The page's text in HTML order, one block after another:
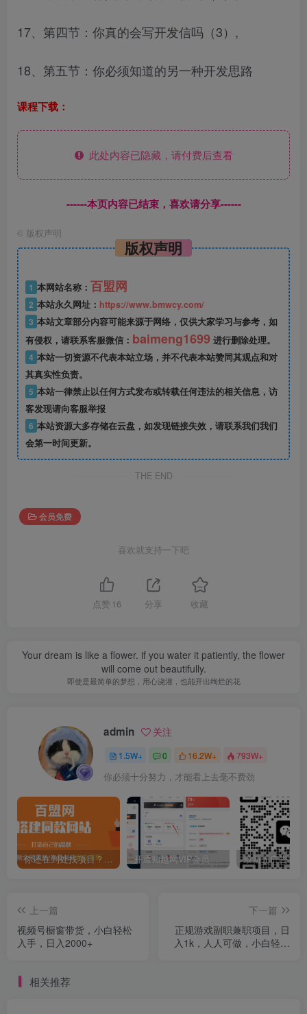
17、第四节：你真的会写开发信吗（3）,
18、第五节：你必须知道的另一种开发思路
课程下载：
此处内容已隐藏，请付费后查看
------本页内容已结束，喜欢请分享------
© 版权声明
版权声明
1 本网站名称： 百盟网
2 本站永久网址： https://www.bmwcy.com/
3 本站文章部分内容可能来源于网络，仅供大家学习与参考，如
有侵权，请联系客服微信： baimeng1699 进行删除处理。
4 本站一切资源不代表本站立场，并不代表本站赞同其观点和对
其真实性负责。
5 本站一律禁止以任何方式发布或转载任何违法的相关信息，访
客发现请向客服举报
6 本站资源大多存储在云盘，如发现链接失效，请联系我们我们
会第一时间更新。
THE END
会员免费
喜欢就支持一下吧
点赞 16 分享 收藏
Your dream is like a flower. if you water it patiently, the flower
will come out beautifully.
即使是最简单的梦想，用心浇灌，也能开出绚烂的花
admin 关注
1.5W+ 0 16.2W+ 793W+
你必须十分努力，才能看上去毫不费劲
你还在到处找项目？还在当韭菜？我靠卖项目一个月收入5万+，曾经我也是个失败者。 开通知越网VIP会员，尊享全站资源免费下载，享70%的推广提成！！【限时五折优惠】
上一篇
视频号橱窗带货，小白轻松
入手，日入2000+
下一篇
正规游戏副职兼职项目，日
入1k，人人可做，小白轻松
相关推荐